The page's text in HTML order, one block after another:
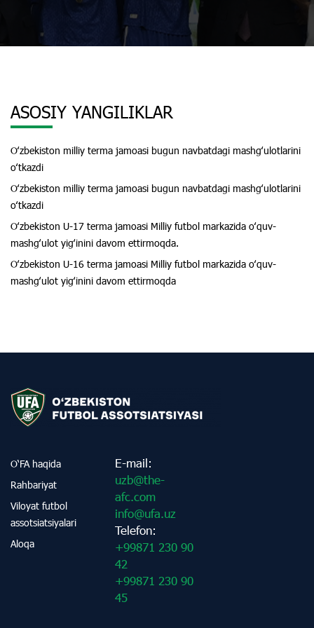
ASOSIY YANGILIKLAR
Oʻzbekiston milliy terma jamoasi bugun navbatdagi mashgʻulotlarini
oʻtkazdi
Oʻzbekiston milliy terma jamoasi bugun navbatdagi mashgʻulotlarini
oʻtkazdi
Oʻzbekiston U-17 terma jamoasi Milliy futbol markazida oʻquv-
mashgʻulot yigʻinini davom ettirmoqda.
Oʻzbekiston U-16 terma jamoasi Milliy futbol markazida oʻquv-
mashgʻulot yigʻinini davom ettirmoqda
O‘FA haqida
Rahbariyat
Viloyat futbol
assotsiatsiyalari
Aloqa
E-mail:
uzb@the-
afc.com
info@ufa.uz
Telefon:
+99871 230 90
42
+99871 230 90
45